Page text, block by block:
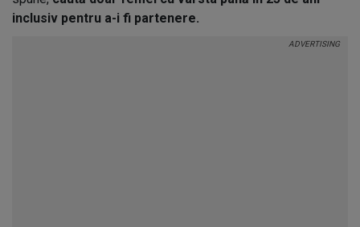
inclusiv pentru a-i fi partenere.